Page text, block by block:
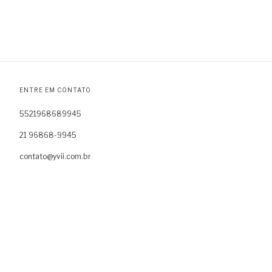
ENTRE EM CONTATO
5521968689945
21 96868-9945
contato@yvii.com.br